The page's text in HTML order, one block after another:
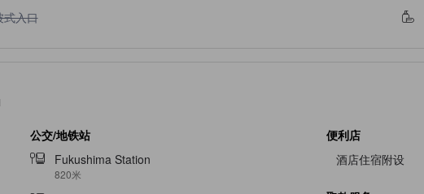
斜坡式入口
式入口
公交/地铁站
Fukushima Station
820米
便利店
酒店住宿附设